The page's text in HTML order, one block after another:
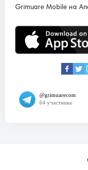
Grimuare Mobile на